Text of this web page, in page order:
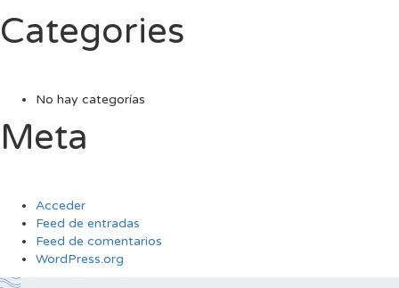
Categories
No hay categorías
Meta
Acceder
Feed de entradas
Feed de comentarios
WordPress.org